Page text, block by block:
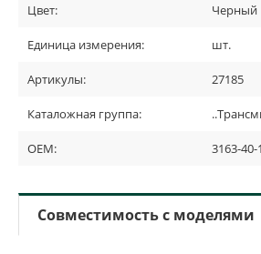
Цвет: Черный
Единица измерения: шт.
Артикулы: 27185
Каталожная группа:
OEM: 3163-40-
Совместимость с моделями